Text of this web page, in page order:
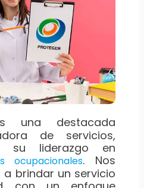
una destacada
de servicios,
su liderazgo en
ocupacionales. Nos
brindar un servicio